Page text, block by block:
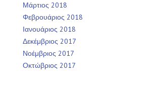
Μάρτιος 2018
Φεβρουάριος 2018
Ιανουάριος 2018
Δεκέμβριος 2017
Νοέμβριος 2017
Οκτώβριος 2017